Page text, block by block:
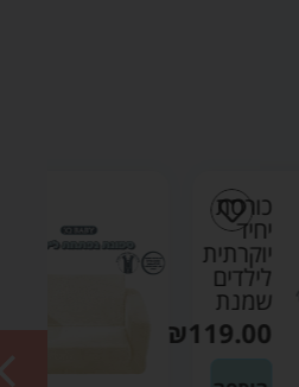
נפתחת
לילדים
בוקלה